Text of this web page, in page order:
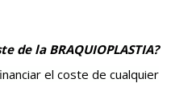
de la BRAQUIOPLASTIA?
el coste de cualquier